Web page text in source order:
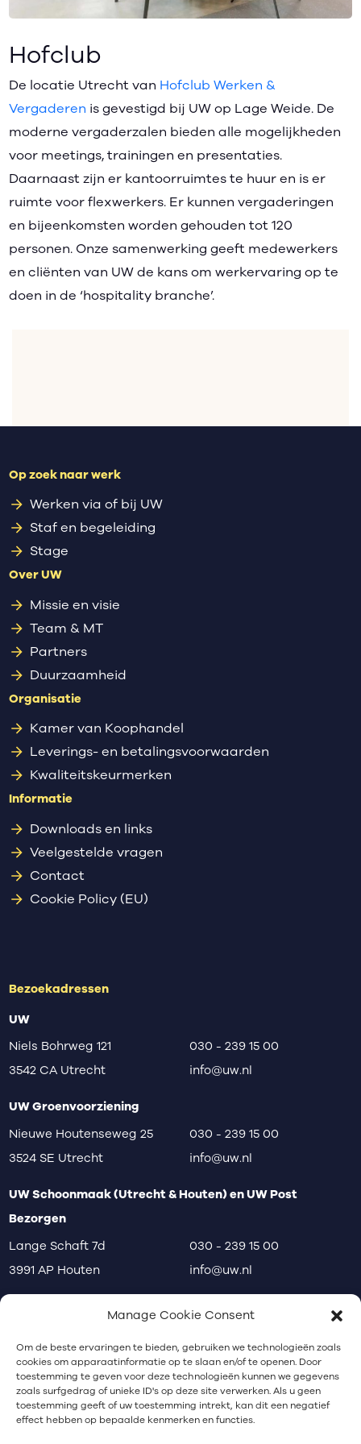
Manage Cookie Consent
Om de beste ervaringen te bieden, gebruiken we technologieën zoals
cookies om apparaatinformatie op te slaan en/of te openen. Door
toestemming te geven voor deze technologieën kunnen we gegevens
zoals surfgedrag of unieke ID's op deze site verwerken. Als u geen
toestemming geeft of uw toestemming intrekt, kan dit een negatief
effect hebben op bepaalde kenmerken en functies.
Hofclub
De locatie Utrecht van Hofclub Werken &
Vergaderen is gevestigd bij UW op Lage Weide. De
moderne vergaderzalen bieden alle mogelijkheden
voor meetings, trainingen en presentaties.
Daarnaast zijn er kantoorruimtes te huur en is er
ruimte voor flexwerkers. Er kunnen vergaderingen
en bijeenkomsten worden gehouden tot 120
personen. Onze samenwerking geeft medewerkers
en cliënten van UW de kans om werkervaring op te
doen in de ‘hospitality branche’.
Op zoek naar werk
Werken via of bij UW
Staf en begeleiding
Stage
Over UW
Missie en visie
Team & MT
Partners
Duurzaamheid
Organisatie
Kamer van Koophandel
Leverings- en betalingsvoorwaarden
Kwaliteitskeurmerken
Informatie
Downloads en links
Veelgestelde vragen
Contact
Cookie Policy (EU)
Bezoekadressen
UW
Niels Bohrweg 121
3542 CA Utrecht
030 - 239 15 00
info@uw.nl
UW Groenvoorziening
Nieuwe Houtenseweg 25
3524 SE Utrecht
030 - 239 15 00
info@uw.nl
UW Schoonmaak (Utrecht & Houten) en UW Post
Bezorgen
Lange Schaft 7d
3991 AP Houten
030 - 239 15 00
info@uw.nl
privacy
klachten
Nieuwsbrief
Schrijf je in voor onze nieuwsbrief.